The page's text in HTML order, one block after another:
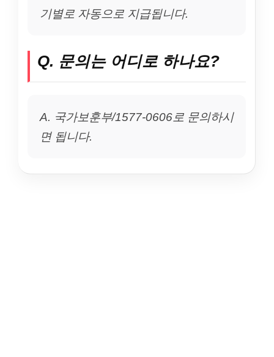
기별로 자동으로 지급됩니다.
Q. 문의는 어디로 하나요?
A. 국가보훈부/1577-0606로 문의하시
면 됩니다.